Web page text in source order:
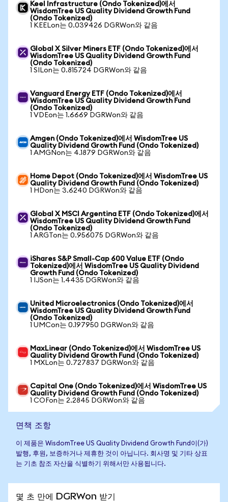
Keel Infrastructure (Ondo Tokenized)에서
WisdomTree US Quality Dividend Growth Fund
(Ondo Tokenized)
1 KEELon는 0.039426 DGRWon와 같음
Global X Silver Miners ETF (Ondo Tokenized)에서
WisdomTree US Quality Dividend Growth Fund
(Ondo Tokenized)
1 SILon는 0.815724 DGRWon와 같음
Vanguard Energy ETF (Ondo Tokenized)에서
WisdomTree US Quality Dividend Growth Fund
(Ondo Tokenized)
1 VDEon는 1.6669 DGRWon와 같음
Amgen (Ondo Tokenized)에서 WisdomTree US
Quality Dividend Growth Fund (Ondo Tokenized)
1 AMGNon는 4.1879 DGRWon와 같음
Home Depot (Ondo Tokenized)에서 WisdomTree US
Quality Dividend Growth Fund (Ondo Tokenized)
1 HDon는 3.6240 DGRWon와 같음
Global X MSCI Argentina ETF (Ondo Tokenized)에서
WisdomTree US Quality Dividend Growth Fund
(Ondo Tokenized)
1 ARGTon는 0.956075 DGRWon와 같음
iShares S&P Small-Cap 600 Value ETF (Ondo
Tokenized)에서 WisdomTree US Quality Dividend
Growth Fund (Ondo Tokenized)
1 IJSon는 1.4435 DGRWon와 같음
United Microelectronics (Ondo Tokenized)에서
WisdomTree US Quality Dividend Growth Fund
(Ondo Tokenized)
1 UMCon는 0.197950 DGRWon와 같음
MaxLinear (Ondo Tokenized)에서 WisdomTree US
Quality Dividend Growth Fund (Ondo Tokenized)
1 MXLon는 0.727837 DGRWon와 같음
Capital One (Ondo Tokenized)에서 WisdomTree US
Quality Dividend Growth Fund (Ondo Tokenized)
1 COFon는 2.2845 DGRWon와 같음
면책 조항
이 제품은 WisdomTree US Quality Dividend Growth Fund이(가)
발행, 후원, 보증하거나 제휴한 것이 아닙니다. 회사명 및 기타 상표
는 기초 참조 자산을 식별하기 위해서만 사용됩니다.
몇 초 만에 DGRWon 받기